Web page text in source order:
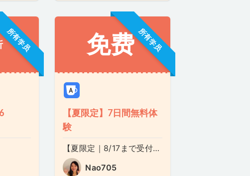
所有学员 所有学员
免费
【夏限定】7日間無料体
験
【夏限定｜8/17まで受付】通話なし・毎日ミニメッセージ型サポート（7日間）
Nao705